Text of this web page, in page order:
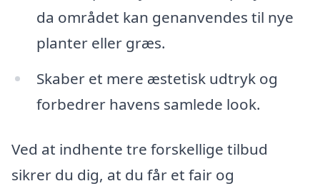
da området kan genanvendes til nye
planter eller græs.
Skaber et mere æstetisk udtryk og
forbedrer havens samlede look.
Ved at indhente tre forskellige tilbud
sikrer du dig, at du får et fair og